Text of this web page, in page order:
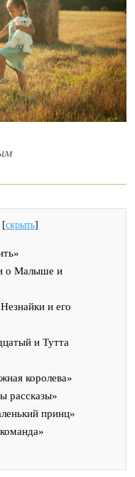
[скрыть]
о Малыше и
и его
и Тутта
королева»
рассказы»
принц»